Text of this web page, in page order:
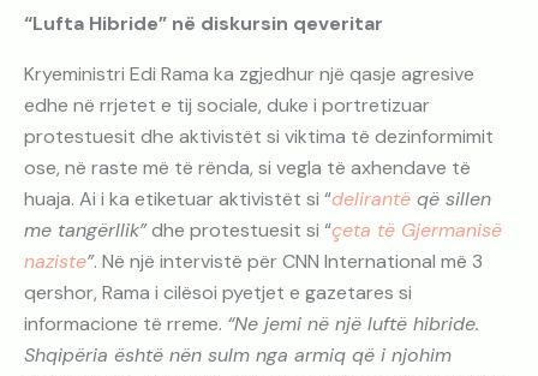
“Lufta Hibride” në diskursin qeveritar
Kryeministri Edi Rama ka zgjedhur një qasje agresive
edhe në rrjetet e tij sociale, duke i portretizuar
protestuesit dhe aktivistët si viktima të dezinformimit
ose, në raste më të rënda, si vegla të axhendave të
huaja. Ai i ka etiketuar aktivistët si “delirantë që sillen
me tangërllik”dhe protestuesit si “çeta të Gjermanisë
naziste”. Në një intervistë për CNN International më 3
qershor, Rama i cilësoi pyetjet e gazetares si
informacione të rreme. “Ne jemi në një luftë hibride.
Shqipëria është nën sulm nga armiq që i njohim